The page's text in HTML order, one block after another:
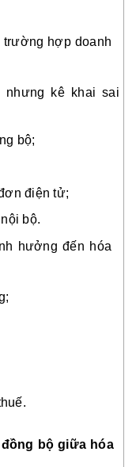
trường hợp doanh
nhưng kê khai sai
bộ;
điện tử;
bộ.
hưởng đến hóa
bộ giữa hóa